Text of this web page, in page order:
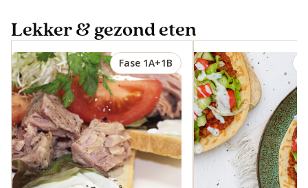
Lekker & gezond eten
Fase 1A+1B